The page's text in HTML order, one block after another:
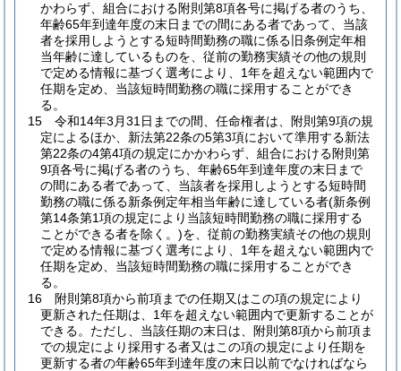
かわらず、組合における附則第8項各号に掲げる者のうち、
年齢65年到達年度の末日までの間にある者であって、当該
者を採用しようとする短時間勤務の職に係る旧条例定年相
当年齢に達しているものを、従前の勤務実績その他の規則
で定める情報に基づく選考により、1年を超えない範囲内で
任期を定め、当該短時間勤務の職に採用することができ
る。
15
令和14年3月31日までの間、任命権者は、附則第9項の規
定によるほか、新法第22条の5第3項において準用する新法
第22条の4第4項の規定にかかわらず、組合における附則第
9項各号に掲げる者のうち、年齢65年到達年度の末日まで
の間にある者であって、当該者を採用しようとする短時間
勤務の職に係る新条例定年相当年齢に達している者(新条例
第14条第1項の規定により当該短時間勤務の職に採用する
ことができる者を除く。)を、従前の勤務実績その他の規則
で定める情報に基づく選考により、1年を超えない範囲内で
任期を定め、当該短時間勤務の職に採用することができ
る。
16
附則第8項から前項までの任期又はこの項の規定により
更新された任期は、1年を超えない範囲内で更新することが
できる。 ただし、当該任期の末日は、附則第8項から前項ま
での規定により採用する者又はこの項の規定により任期を
更新する者の年齢65年到達年度の末日以前でなければなら